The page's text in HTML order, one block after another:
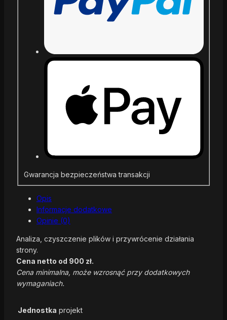
Gwarancja bezpieczeństwa transakcji
Opis
Informacje dodatkowe
Opinie (0)
Analiza, czyszczenie plików i przywrócenie działania
strony.
Cena netto od 900 zł.
Cena minimalna, może wzrosnąć przy dodatkowych
wymaganiach.
Jednostka projekt